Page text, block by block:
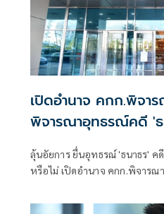
เปิดอำนาจ คกก.พิจา
พิจารณาอุทธรณ์คดี '
พระราชทาน
ลุ้นอัยการ ยื่นอุทธรณ์ 'ธนาธร'
หรือไม่ เปิดอำนาจ คกก.พิจาร